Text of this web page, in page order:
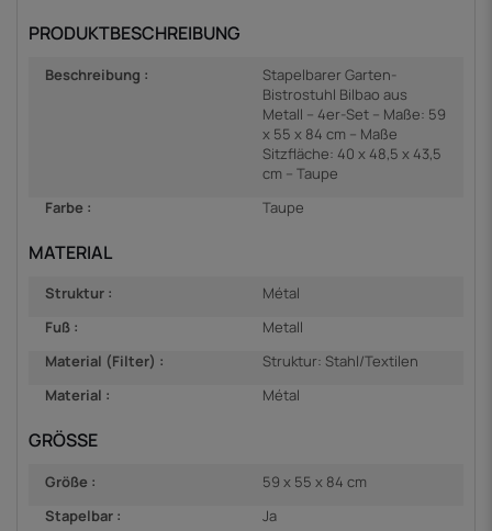
PRODUKTBESCHREIBUNG
Beschreibung :
Stapelbarer Garten-
Bistrostuhl Bilbao aus
Metall – 4er-Set – Maße: 59
x 55 x 84 cm – Maße
Sitzfläche: 40 x 48,5 x 43,5
cm – Taupe
Farbe :
Taupe
MATERIAL
Struktur :
Métal
Fuß :
Metall
Material (Filter) :
Struktur: Stahl/Textilen
Material :
Métal
GRÖSSE
Größe :
59 x 55 x 84 cm
Stapelbar :
Ja